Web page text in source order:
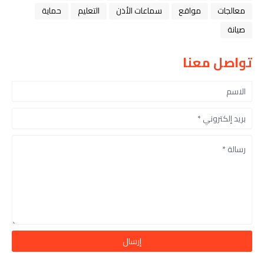
معالجات
مواقع سماعات الأذن التعليم
حماية
صيانة
تواصل معنا